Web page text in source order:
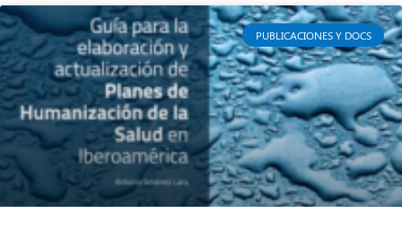
PUBLICACIONES Y DOCS